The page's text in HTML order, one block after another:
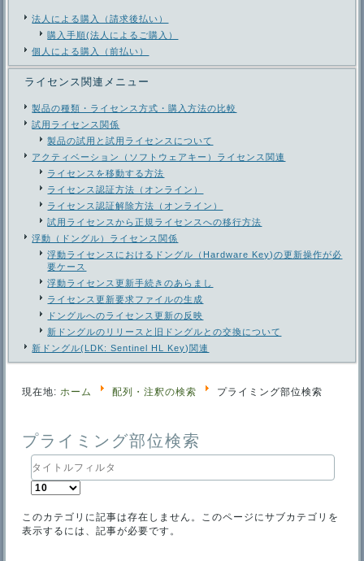
法人による購入（請求後払い）
購入手順(法人によるご購入）
個人による購入（前払い）
ライセンス関連メニュー
製品の種類・ライセンス方式・購入方法の比較
試用ライセンス関係
製品の試用と試用ライセンスについて
アクティベーション（ソフトウェアキー）ライセンス関連
ライセンスを移動する方法
ライセンス認証方法（オンライン）
ライセンス認証解除方法（オンライン）
試用ライセンスから正規ライセンスへの移行方法
浮動（ドングル）ライセンス関係
浮動ライセンスにおけるドングル（Hardware Key)の更新操作が必
要ケース
浮動ライセンス更新手続きのあらまし
ライセンス更新要求ファイルの生成
ドングルへのライセンス更新の反映
新ドングルのリリースと旧ドングルとの交換について
新ドングル(LDK: Sentinel HL Key)関連
現在地: ホーム 配列・注釈の検索 プライミング部位検索
プライミング部位検索
タ
イ
ト
フ
ィ
表
数
このカテゴリに記事は存在しません。このページにサブカテゴリを
表示するには、記事が必要です。